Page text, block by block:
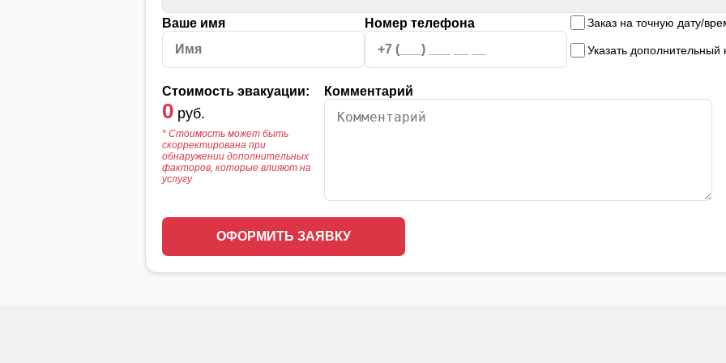
Ваше имя Номер телефона Заказ на точную дату/
Указать дополнительный
Стоимость эвакуации:
0руб.
* Стоимость может быть
скорректирована при
обнаружении дополнительных
факторов, которые влияют на
услугу
Комментарий
ОФОРМИТЬ ЗАЯВКУ